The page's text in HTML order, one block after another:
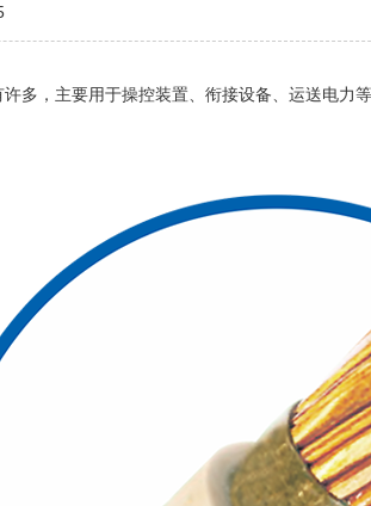
，主要用于操控装置、衔接设备、运送电力